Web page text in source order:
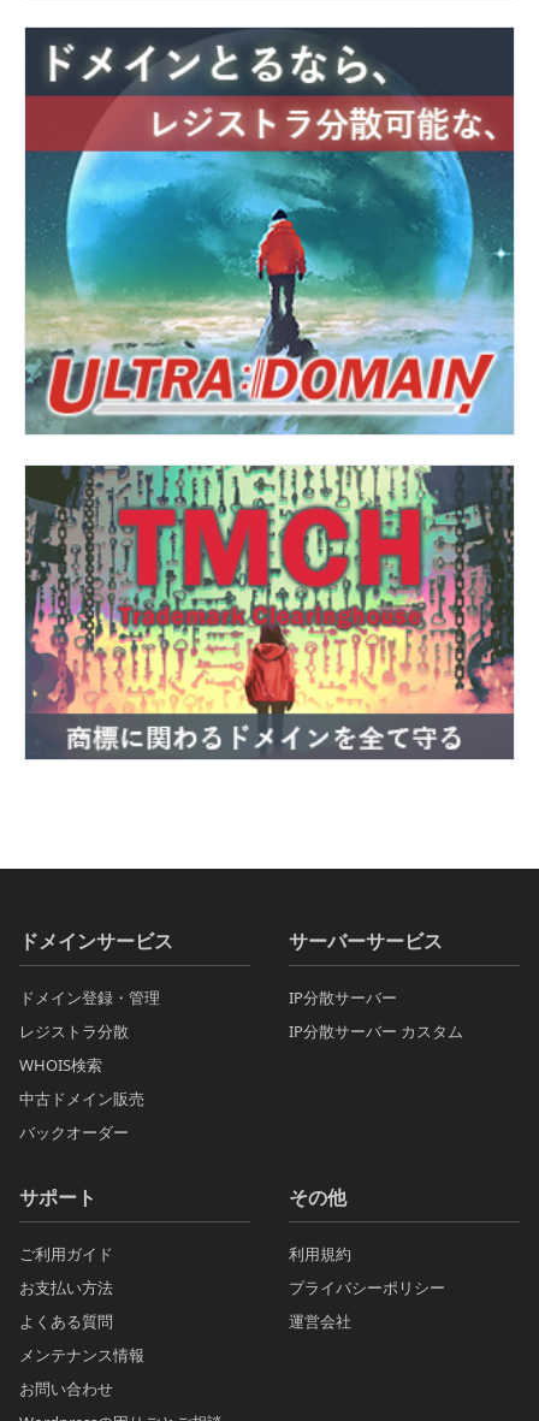
ドメインサービス
ドメイン登録・管理
レジストラ分散
WHOIS検索
中古ドメイン販売
バックオーダー
サーバーサービス
IP分散サーバー
IP分散サーバー カスタム
サポート
ご利用ガイド
お支払い方法
よくある質問
メンテナンス情報
お問い合わせ
その他
利用規約
プライバシーポリシー
運営会社